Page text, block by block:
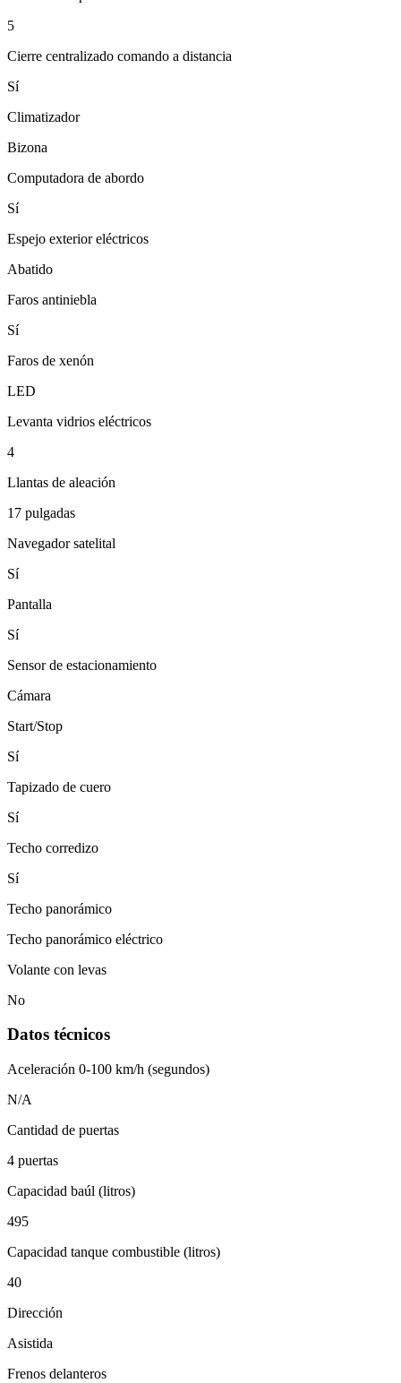
5
Cierre centralizado comando a distancia
Sí
Climatizador
Bizona
Computadora de abordo
Sí
Espejo exterior eléctricos
Abatido
Faros antiniebla
Sí
Faros de xenón
LED
Levanta vidrios eléctricos
4
Llantas de aleación
17 pulgadas
Navegador satelital
Sí
Pantalla
Sí
Sensor de estacionamiento
Cámara
Start/Stop
Sí
Tapizado de cuero
Sí
Techo corredizo
Sí
Techo panorámico
Techo panorámico eléctrico
Volante con levas
No
Datos técnicos
Aceleración 0-100 km/h (segundos)
N/A
Cantidad de puertas
4 puertas
Capacidad baúl (litros)
495
Capacidad tanque combustible (litros)
40
Dirección
Asistida
Frenos delanteros